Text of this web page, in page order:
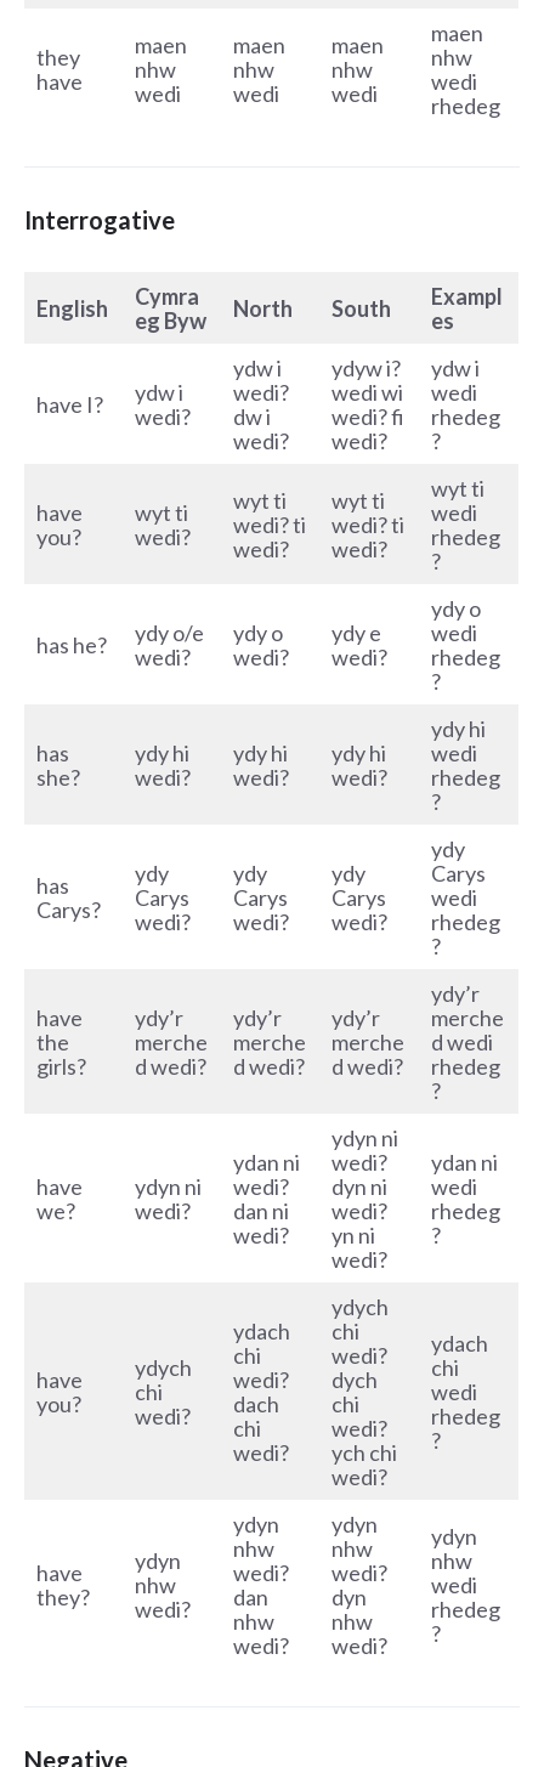
they
have
maen
nhw
wedi
maen
nhw
wedi
maen
nhw
wedi
maen
nhw
wedi
rhedeg
Interrogative
English
Cymra
eg Byw
North South
Exampl
es
have I?
ydw i
wedi?
ydw i
wedi?
dw i
wedi?
ydyw i?
wedi wi
wedi? fi
wedi?
ydw i
wedi
rhedeg
?
have
you?
wyt ti
wedi?
wyt ti
wedi? ti
wedi?
wyt ti
wedi? ti
wedi?
wyt ti
wedi
rhedeg
?
has he?
ydy o/e
wedi?
ydy o
wedi?
ydy e
wedi?
ydy o
wedi
rhedeg
?
has
she?
ydy hi
wedi?
ydy hi
wedi?
ydy hi
wedi?
ydy hi
wedi
rhedeg
?
has
Carys?
ydy
Carys
wedi?
ydy
Carys
wedi?
ydy
Carys
wedi?
ydy
Carys
wedi
rhedeg
?
have
the
girls?
ydy’r
merche
d wedi?
ydy’r
merche
d wedi?
ydy’r
merche
d wedi?
ydy’r
merche
d wedi
rhedeg
?
have
we?
ydyn ni
wedi?
ydan ni
wedi?
dan ni
wedi?
ydyn ni
wedi?
dyn ni
wedi?
yn ni
wedi?
ydan ni
wedi
rhedeg
?
have
you?
ydych
chi
wedi?
ydach
chi
wedi?
dach
chi
wedi?
ydych
chi
wedi?
dych
chi
wedi?
ych chi
wedi?
ydach
chi
wedi
rhedeg
?
have
they?
ydyn
nhw
wedi?
ydyn
nhw
wedi?
dan
nhw
wedi?
ydyn
nhw
wedi?
dyn
nhw
wedi?
ydyn
nhw
wedi
rhedeg
?
Negative